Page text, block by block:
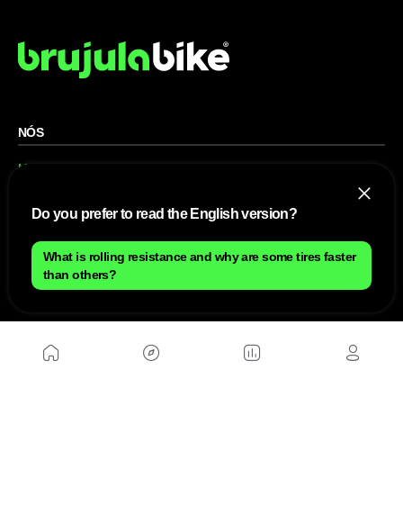
NÓS
Mapa do site
Anúnciate con nosotros brasileiro
Política de privacidad brasileiro
Trabalhar conosco
SITES AMIGÁVEIS
SIGA-NOS
Do you prefer to read the English version?
What is rolling resistance and why are some tires faster
than others?